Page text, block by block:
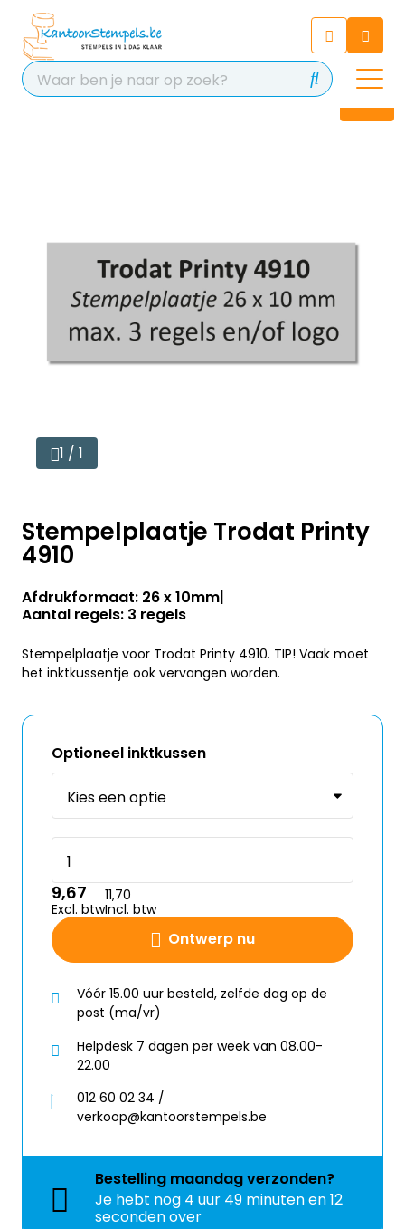
Chat 24/7 met onze chatbot
voor hulp
Contact
1 / 1
Stempelplaatje Trodat Printy
4910
Afdrukformaat: 26 x 10mm
Aantal regels: 3 regels
Stempelplaatje voor Trodat Printy 4910. TIP! Vaak moet
het inktkussentje ook vervangen worden.
Optioneel inktkussen
Ontwerp nu
9,67
Excl. btw
11,70
Incl. btw
Vóór 15.00 uur besteld, zelfde dag op de
post (ma/vr)
Helpdesk 7 dagen per week van 08.00-
22.00
012 60 02 34 /
verkoop@kantoorstempels.be
Bestelling maandagverzonden?
Je hebt nog 4 uur 49 minuten en 12
seconden over